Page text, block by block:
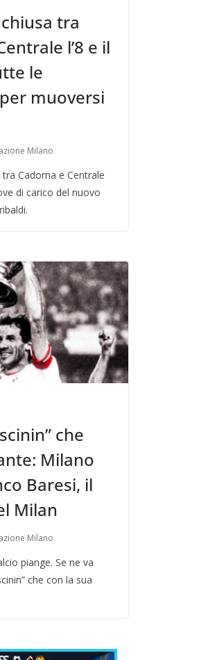
tra
l’8 e il
le
muoversi
Milano
Cadorna e Centrale
di carico del nuovo
che
Milano
Baresi, il
Milan
Milano
piange. Se ne va
che con la sua